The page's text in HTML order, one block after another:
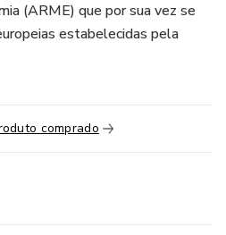
(ARME) que por sua vez se
estabelecidas pela
comprado